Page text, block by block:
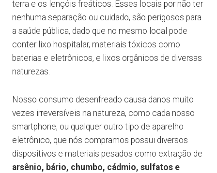
terra e os lençóis freáticos. Esses locais por não ter
nenhuma separação ou cuidado, são perigosos para
a saúde pública, dado que no mesmo local pode
conter lixo hospitalar, materiais tóxicos como
baterias e eletrônicos, e lixos orgânicos de diversas
naturezas.
Nosso consumo desenfreado causa danos muito
vezes irreversíveis na natureza, como cada nosso
smartphone, ou qualquer outro tipo de aparelho
eletrônico, que nós compramos possui diversos
dispositivos e materiais pesados como extração de
arsênio, bário, chumbo, cádmio, sulfatos e